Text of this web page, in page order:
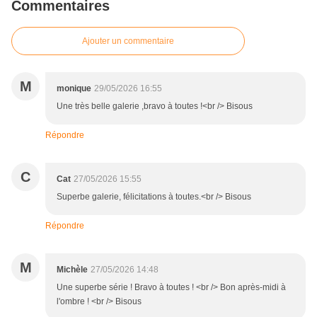
Commentaires
Ajouter un commentaire
M monique 29/05/2026 16:55
Une très belle galerie ,bravo à toutes !<br /> Bisous
Répondre
C Cat 27/05/2026 15:55
Superbe galerie, félicitations à toutes.<br /> Bisous
Répondre
M Michèle 27/05/2026 14:48
Une superbe série ! Bravo à toutes ! <br /> Bon après-midi à
l'ombre ! <br /> Bisous